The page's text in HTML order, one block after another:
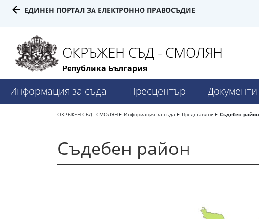
ЕДИНЕН ПОРТАЛ ЗА ЕЛЕКТРОННО ПРАВОСЪДИЕ
ОКРЪЖЕН СЪД - СМОЛЯН
Република България
Информация за съда Пресцентър Документи
ОКРЪЖЕН СЪД - СМОЛЯН Информация за съда Представяне Съдебен район
Съдебен район